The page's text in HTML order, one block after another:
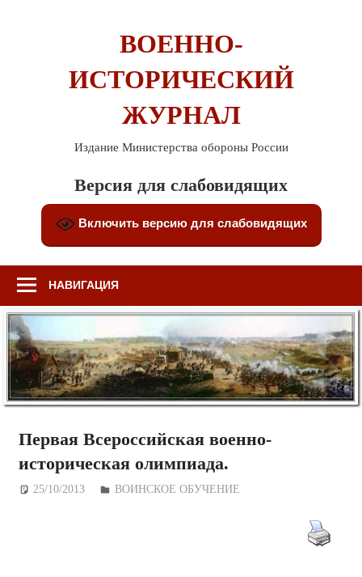
ВОЕННО-
ИСТОРИЧЕСКИЙ
ЖУРНАЛ
Издание Министерства обороны России
Версия для слабовидящих
Включить версию для слабовидящих
НАВИГАЦИЯ
Первая Всероссийская военно-
историческая олимпиада.
25/10/2013 Дежурный по Редакции
ВОИНСКОЕ ОБУЧЕНИЕ